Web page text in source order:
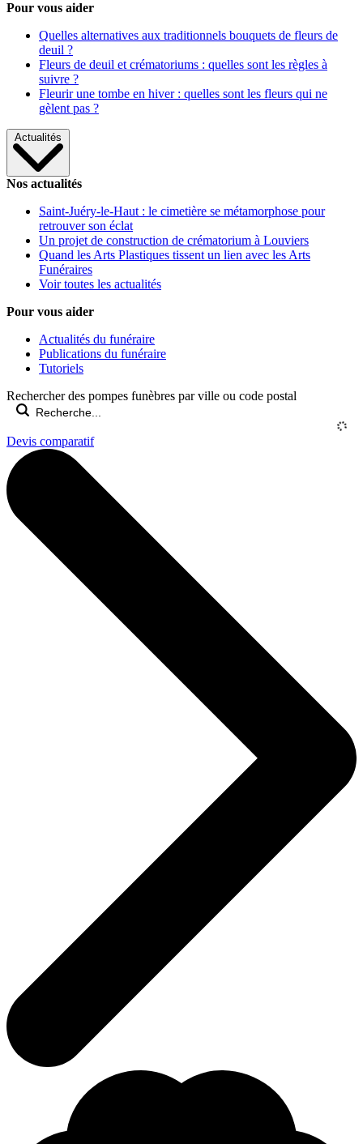
Pour vous aider
Quelles alternatives aux traditionnels bouquets de fleurs de
deuil ?
Fleurs de deuil et crématoriums : quelles sont les règles à
suivre ?
Fleurir une tombe en hiver : quelles sont les fleurs qui ne
gèlent pas ?
Actualités
Nos actualités
Saint-Juéry-le-Haut : le cimetière se métamorphose pour
retrouver son éclat
Un projet de construction de crématorium à Louviers
Quand les Arts Plastiques tissent un lien avec les Arts
Funéraires
Voir toutes les actualités
Pour vous aider
Actualités du funéraire
Publications du funéraire
Tutoriels
Rechercher des pompes funèbres par ville ou code postal
Devis comparatif